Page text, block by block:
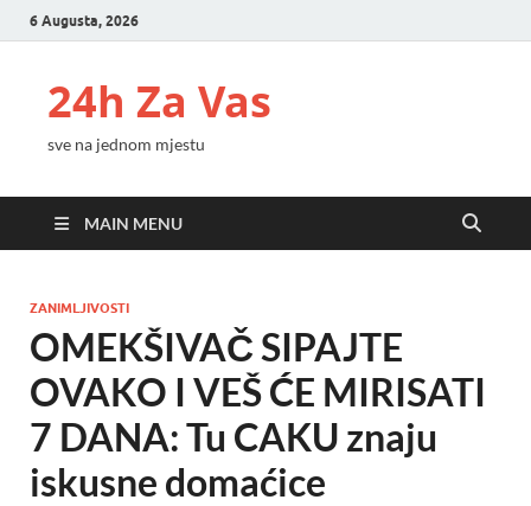
6 Augusta, 2026
24h Za Vas
sve na jednom mjestu
MAIN MENU
ZANIMLJIVOSTI
OMEKŠIVAČ SIPAJTE
OVAKO I VEŠ ĆE MIRISATI
7 DANA: Tu CAKU znaju
iskusne domaćice